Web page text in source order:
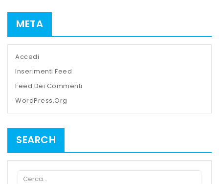
META
Accedi
Inserimenti Feed
Feed Dei Commenti
WordPress.org
SEARCH